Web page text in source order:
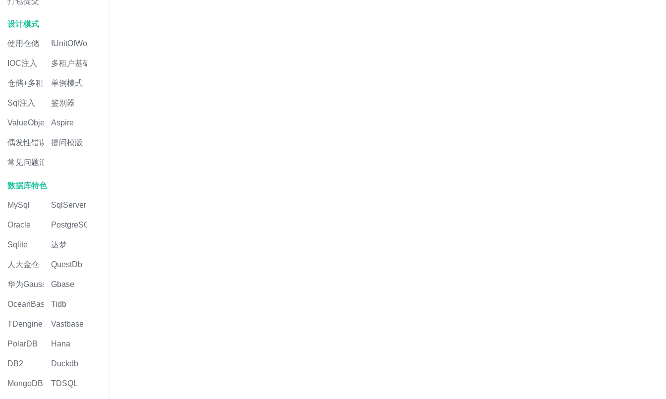
设计模式
使用仓储 IUnitOfWork
IOC注入 多租户基础
仓储+多租户单例模式
Sql注入 鉴别器
ValueObject值对象
Aspire
偶发性错误 提问模版
常见问题汇总
数据库特色
MySql SqlServer
Oracle PostgreSQL
Sqlite 达梦
人大金仓 QuestDb
华为Gauss Gbase
OceanBase Tidb
TDengine Vastbase
PolarDB Hana
DB2 Duckdb
MongoDB TDSQL